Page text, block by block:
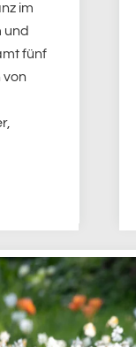
im
und
fünf
von